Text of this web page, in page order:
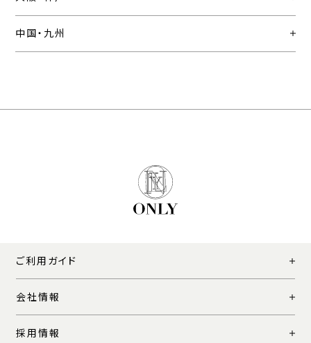
中国・九州
ご利用ガイド
会社情報
採用情報